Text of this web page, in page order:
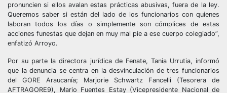
pronuncien si ellos avalan estas prácticas abusivas, fuera de la ley.
Queremos saber si están del lado de los funcionarios con quienes
laboran todos los días o simplemente son cómplices de estas
acciones funestas que dejan en muy mal pie a ese cuerpo colegiado”,
enfatizó Arroyo.
Por su parte la directora jurídica de Fenate, Tania Urrutia, informó
que la denuncia se centra en la desvinculación de tres funcionarios
del GORE Araucanía; Marjorie Schwartz Fancelli (Tesorera de
AFTRAGORE9), Mario Fuentes Estay (Vicepresidente Nacional de